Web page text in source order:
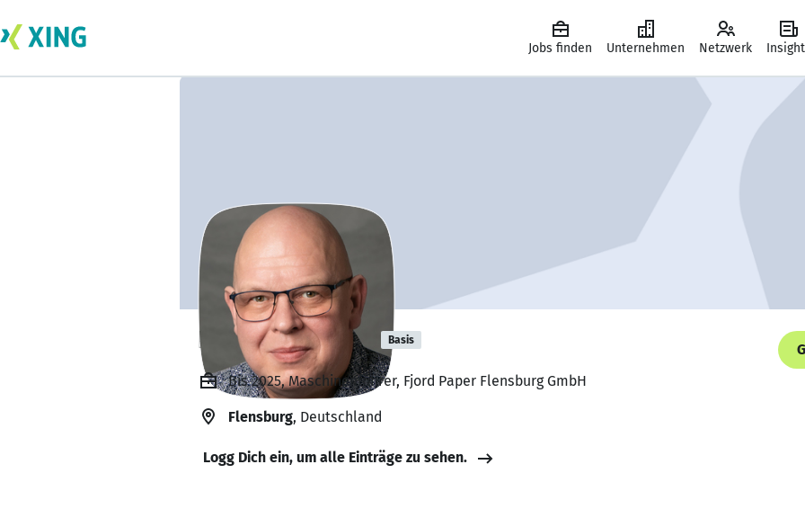
Jobs finden Unternehmen Netzwerk
Bernd Reimann Basis
Bis 2025, Maschinenführer, Fjord Paper Flensburg GmbH
Flensburg, Deutschland
Logg Dich ein, um alle Einträge zu sehen.